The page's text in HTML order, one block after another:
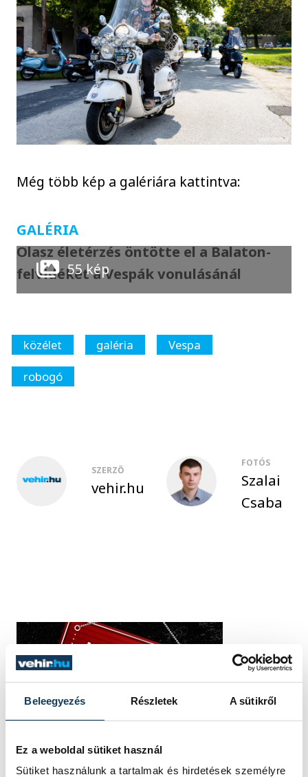
Beleegyezés Részletek A sütikről
Ez a weboldal sütiket használ
Sütiket használunk a tartalmak és hirdetések személyre
Még több kép a galériára kattintva:
GALÉRIA
Olasz életérzés öntötte el a Balaton-
felvidéket a Vespák vonulásánál
55 kép
közélet galéria
Vespa
robogó
SZERZŐ
vehir.hu
FOTÓS
Szalai
Csaba